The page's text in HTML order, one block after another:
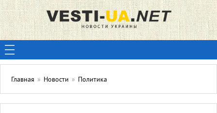
Главная » Новости » Политика